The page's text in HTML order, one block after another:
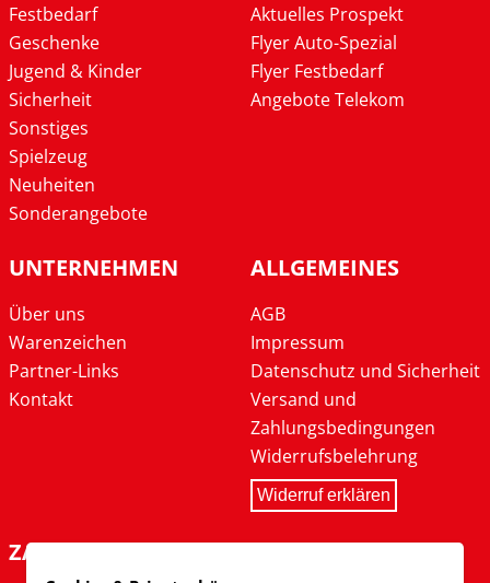
Festbedarf
Geschenke
Jugend & Kinder
Sicherheit
Sonstiges
Spielzeug
Neuheiten
Sonderangebote
Aktuelles Prospekt
Flyer Auto-Spezial
Flyer Festbedarf
Angebote Telekom
UNTERNEHMEN
Über uns
Warenzeichen
Partner-Links
Kontakt
ALLGEMEINES
AGB
Impressum
Datenschutz und Sicherheit
Versand und
Zahlungsbedingungen
Widerrufsbelehrung
Widerruf erklären
ZAHLARTEN